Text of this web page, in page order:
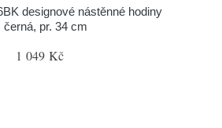
designové nástěnné hodiny
černá, pr. 34 cm
1 049 Kč